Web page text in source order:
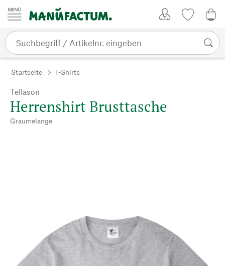
Zum Inhalt springen
Startseite T-Shirts
Tellason
Herrenshirt Brusttasche
Graumelange